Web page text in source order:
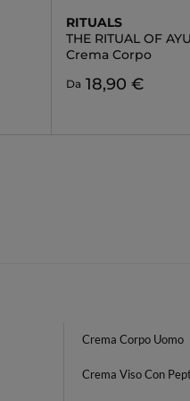
RITUALS
THE RITUAL OF
Crema Corpo
Da 18,90 €
Crema Corpo Uomo
Crema Viso Con